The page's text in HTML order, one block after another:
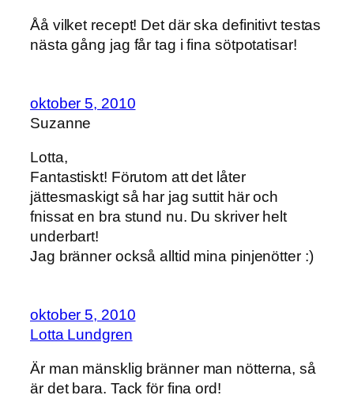
Åå vilket recept! Det där ska definitivt testas
nästa gång jag får tag i fina sötpotatisar!
oktober 5, 2010
Suzanne
Lotta,
Fantastiskt! Förutom att det låter
jättesmaskigt så har jag suttit här och
fnissat en bra stund nu. Du skriver helt
underbart!
Jag bränner också alltid mina pinjenötter :)
oktober 5, 2010
Lotta Lundgren
Är man mänsklig bränner man nötterna, så
är det bara. Tack för fina ord!